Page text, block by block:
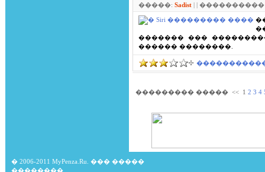
�����: Sadist| | ����������:
������� ���
������ ��������.
�����������
��������� ����� << 1 2 3 4
� 2006-2011 MyPenza.Ru . ��� �����
��������.